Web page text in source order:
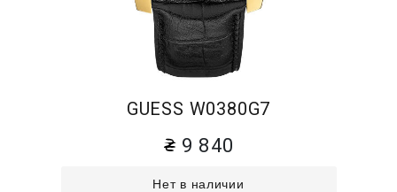
GUESS W0380G7
9 840
Нет в наличии